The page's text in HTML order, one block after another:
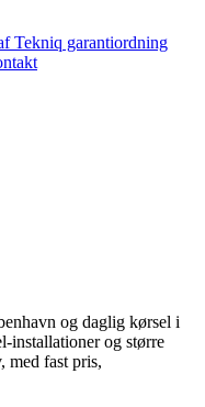
Tekniq garantiordning
og daglig kørsel i
installationer og større
med fast pris,